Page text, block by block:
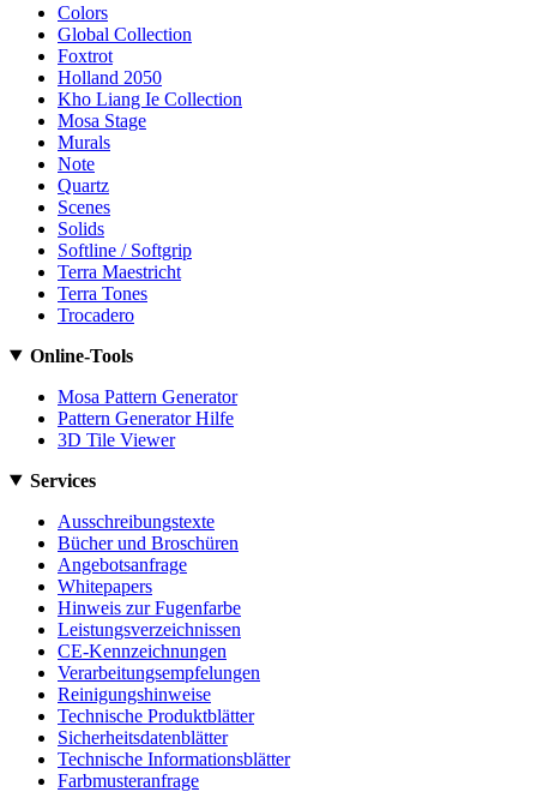
Colors
Global Collection
Foxtrot
Holland 2050
Kho Liang Ie Collection
Mosa Stage
Murals
Note
Quartz
Scenes
Solids
Softline / Softgrip
Terra Maestricht
Terra Tones
Trocadero
Online-Tools
Mosa Pattern Generator
Pattern Generator Hilfe
3D Tile Viewer
Services
Ausschreibungstexte
Bücher und Broschüren
Angebotsanfrage
Whitepapers
Hinweis zur Fugenfarbe
Leistungsverzeichnissen
CE-Kennzeichnungen
Verarbeitungsempfelungen
Reinigungshinweise
Technische Produktblätter
Sicherheitsdatenblätter
Technische Informationsblätter
Farbmusteranfrage